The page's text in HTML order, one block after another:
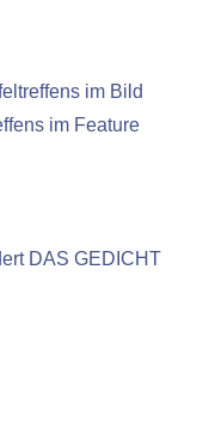
im Bild
im Feature
DAS GEDICHT